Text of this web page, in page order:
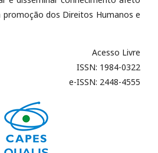
promoção dos Direitos Humanos e
Acesso Livre
ISSN: 1984-0322
e-ISSN: 2448-4555